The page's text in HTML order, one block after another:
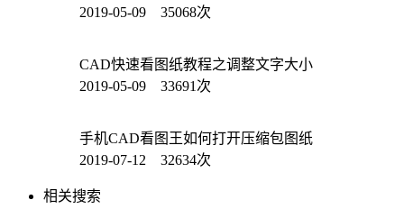
2019-05-09 35068次
CAD快速看图纸教程之调整文字大小
2019-05-09 33691次
手机CAD看图王如何打开压缩包图纸
2019-07-12 32634次
相关搜索